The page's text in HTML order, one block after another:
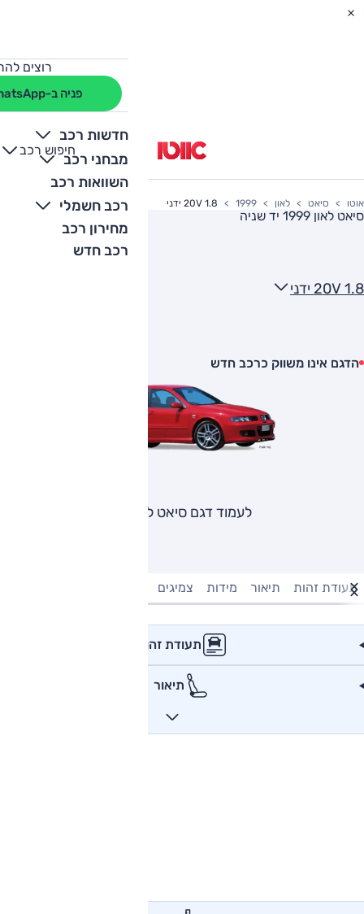
רוצים
פניה ב-WhatsApp
חדשות רכב
מבחני רכב
השוואות רכב
רכב חשמלי
מחירון רכב
רכב חדש
חיפוש רכב
+
-
אוטו סיאט לאון 1999 1.8 20V ידני
סיאט לאון 1999 יד שניה
1.8 20V ידני
הדגם אינו משווק כרכב חדש
לעמוד דגם סיאט לאון
תעודת זהות תיאור מידות צמיגים
תעודת זהות
תיאור